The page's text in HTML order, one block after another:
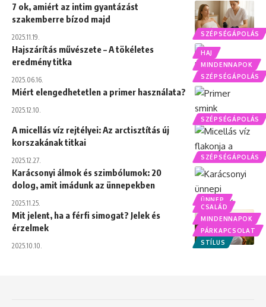
SZÉPSÉGÁPOLÁS
7 ok, amiért az intim gyantázást
szakemberre bízod majd
2025.11.19.
HAJ
MINDENNAPOK
SZÉPSÉGÁPOLÁS
Hajszárítás művészete – A tökéletes
eredmény titka
2025.06.16.
SZÉPSÉGÁPOLÁS
Miért elengedhetetlen a primer használata?
2025.12.10.
SZÉPSÉGÁPOLÁS
A micellás víz rejtélyei: Az arctisztítás új
korszakának titkai
2025.12.27.
ÜNNEP
Karácsonyi álmok és szimbólumok: 20
dolog, amit imádunk az ünnepekben
2025.11.25.
CSALÁD
MINDENNAPOK
PÁRKAPCSOLAT
STÍLUS
Mit jelent, ha a férfi simogat? Jelek és
érzelmek
2025.10.10.